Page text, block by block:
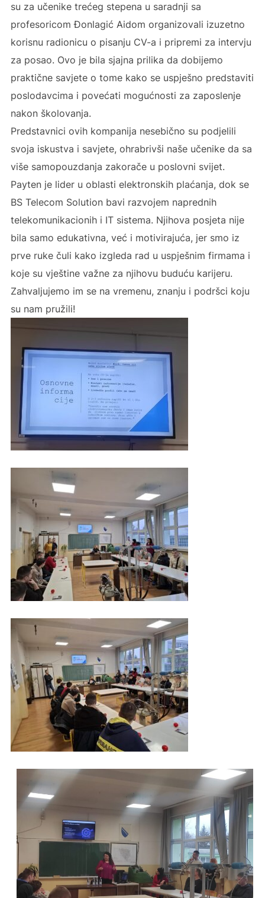
su za učenike trećeg stepena u saradnji sa
profesoricom Đonlagić Aidom organizovali izuzetno
korisnu radionicu o pisanju CV-a i pripremi za intervju
za posao. Ovo je bila sjajna prilika da dobijemo
praktične savjete o tome kako se uspješno predstaviti
poslodavcima i povećati mogućnosti za zaposlenje
nakon školovanja.
Predstavnici ovih kompanija nesebično su podjelili
svoja iskustva i savjete, ohrabrivši naše učenike da sa
više samopouzdanja zakorače u poslovni svijet.
Payten je lider u oblasti elektronskih plaćanja, dok se
BS Telecom Solution bavi razvojem naprednih
telekomunikacionih i IT sistema. Njihova posjeta nije
bila samo edukativna, već i motivirajuća, jer smo iz
prve ruke čuli kako izgleda rad u uspješnim firmama i
koje su vještine važne za njihovu buduću karijeru.
Zahvaljujemo im se na vremenu, znanju i podršci koju
su nam pružili!